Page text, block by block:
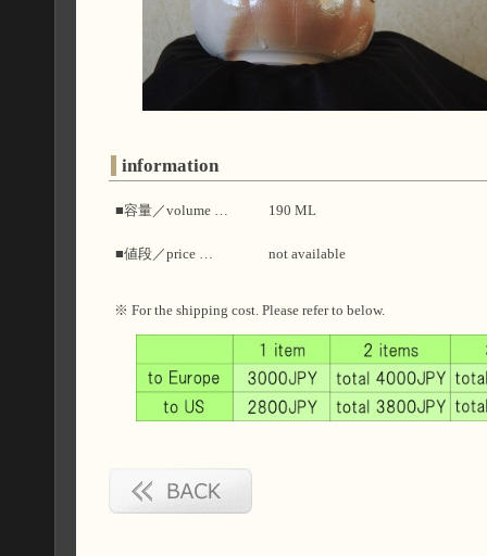
information
■容量／volume … 190 ML
■値段／price … not available
※ For the shipping cost. Please refer to below.